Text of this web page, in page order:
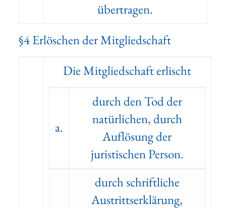
übertragen.
§4 Erlöschen der Mitgliedschaft
Die Mitgliedschaft erlischt
a.
durch den Tod der
natürlichen, durch
Auflösung der
juristischen Person.
durch schriftliche
Austrittserklärung,